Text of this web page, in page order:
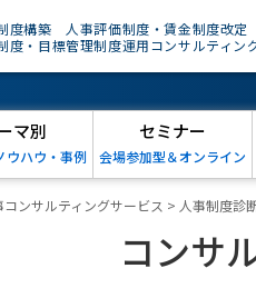
度構築 人事評価制度・賃金制度改定
度・目標管理制度運用コンサルティン
マ別
ウハウ・事例
セミナー
会場参加型＆オンライン
コンサルティングサービス > 人事制度診
コンサ